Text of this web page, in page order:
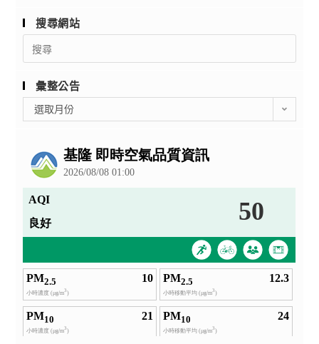
搜尋網站
Search
for:
彙整公告
整
選取月份